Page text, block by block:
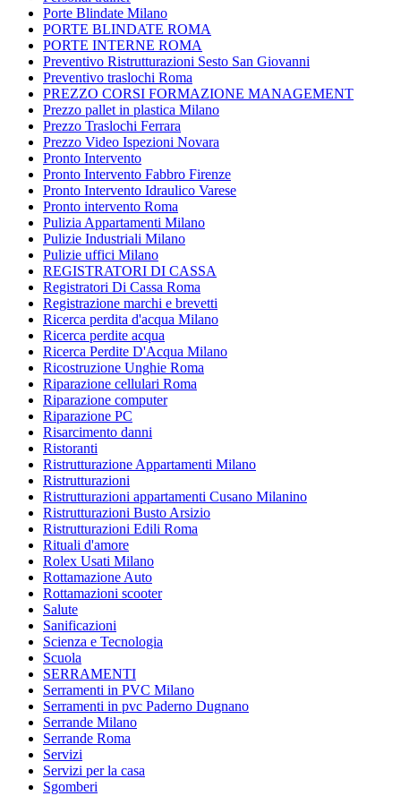
Porte Blindate Milano
PORTE BLINDATE ROMA
PORTE INTERNE ROMA
Preventivo Ristrutturazioni Sesto San Giovanni
Preventivo traslochi Roma
PREZZO CORSI FORMAZIONE MANAGEMENT
Prezzo pallet in plastica Milano
Prezzo Traslochi Ferrara
Prezzo Video Ispezioni Novara
Pronto Intervento
Pronto Intervento Fabbro Firenze
Pronto Intervento Idraulico Varese
Pronto intervento Roma
Pulizia Appartamenti Milano
Pulizie Industriali Milano
Pulizie uffici Milano
REGISTRATORI DI CASSA
Registratori Di Cassa Roma
Registrazione marchi e brevetti
Ricerca perdita d'acqua Milano
Ricerca perdite acqua
Ricerca Perdite D'Acqua Milano
Ricostruzione Unghie Roma
Riparazione cellulari Roma
Riparazione computer
Riparazione PC
Risarcimento danni
Ristoranti
Ristrutturazione Appartamenti Milano
Ristrutturazioni
Ristrutturazioni appartamenti Cusano Milanino
Ristrutturazioni Busto Arsizio
Ristrutturazioni Edili Roma
Rituali d'amore
Rolex Usati Milano
Rottamazione Auto
Rottamazioni scooter
Salute
Sanificazioni
Scienza e Tecnologia
Scuola
SERRAMENTI
Serramenti in PVC Milano
Serramenti in pvc Paderno Dugnano
Serrande Milano
Serrande Roma
Servizi
Servizi per la casa
Sgomberi